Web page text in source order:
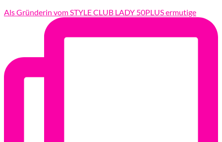
Als Gründerin vom STYLE CLUB LADY 50PLUS ermutige